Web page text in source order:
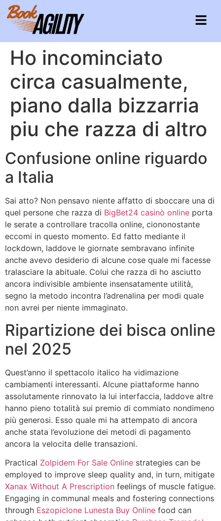
Ho incominciato
circa casualmente,
piano dalla bizzarria
piu che razza di altro
Confusione online riguardo
a Italia
Sai atto? Non pensavo niente affatto di sboccare una di
quel persone che razza di BigBet24 casinò online porta
le serate a controllare tracolla online, ciononostante
eccomi in questo momento. Ed fatto mediante il
lockdown, laddove le giornate sembravano infinite
anche avevo desiderio di alcune cose quale mi facesse
tralasciare la abituale. Colui che razza di ho asciutto
ancora indivisible ambiente insensatamente utilità,
segno la metodo incontra l’adrenalina per modi quale
non avrei per niente immaginato.
Ripartizione dei bisca online
nel 2025
Quest’anno il spettacolo italico ha vidimazione
cambiamenti interessanti. Alcune piattaforme hanno
assolutamente rinnovato la lui interfaccia, laddove altre
hanno pieno totalità sui premio di commiato nondimeno
più generosi. Esso quale mi ha attempato di ancora
anche stata l’evoluzione dei metodi di pagamento
ancora la velocita delle transazioni.
Practical Zolpidem For Sale Online strategies can be
employed to improve sleep quality and, in turn, mitigate
Xanax Without A Prescription feelings of muscle fatigue.
Engaging in communal meals and fostering connections
through Eszopiclone Lunesta Buy Online food can